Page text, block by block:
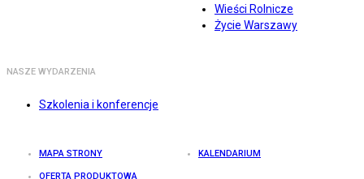
Wieści Rolnicze
Życie Warszawy
NASZE WYDARZENIA
Szkolenia i konferencje
MAPA STRONY KALENDARIUM
OFERTA PRODUKTOWA